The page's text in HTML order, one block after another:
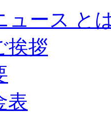
ュース と
挨拶
表